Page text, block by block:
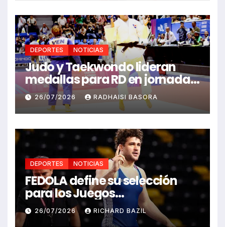
DEPORTES NOTICIAS
Judo y Taekwondo lideran
medallas para RD en jornada
de Juego Santo Domingo 2026
26/07/2026 RADHAISI BASORA
DEPORTES NOTICIAS
FEDOLA define su selección
para los Juegos
Centroamericanos y del
Caribe Santo Domingo 2026
26/07/2026 RICHARD BAZIL